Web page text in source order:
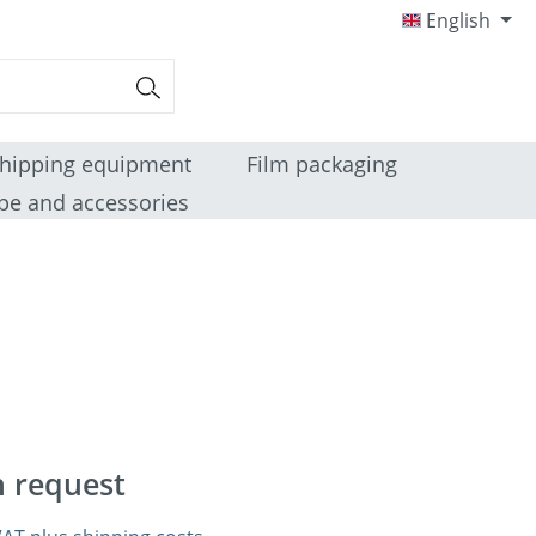
English
equipment
Film packaging
and accessories
request